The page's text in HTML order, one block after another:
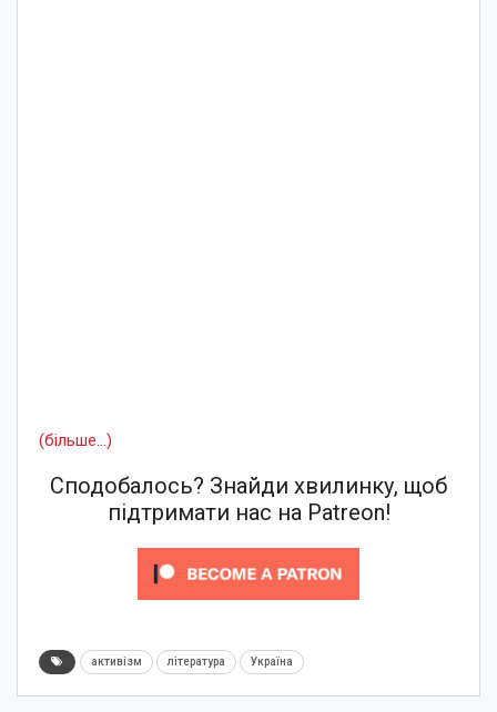
(більше…)
Сподобалось? Знайди хвилинку, щоб
підтримати нас на Patreon!
активізм література Україна